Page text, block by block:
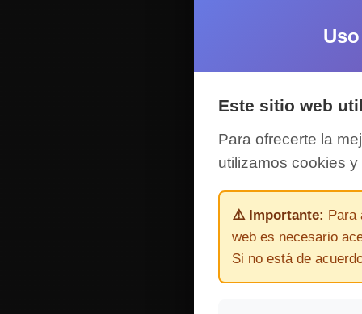
Este sitio web
Para ofrecerte la
utilizamos cookies
⚠️ Importante: Para
web es necesario
Si no está de